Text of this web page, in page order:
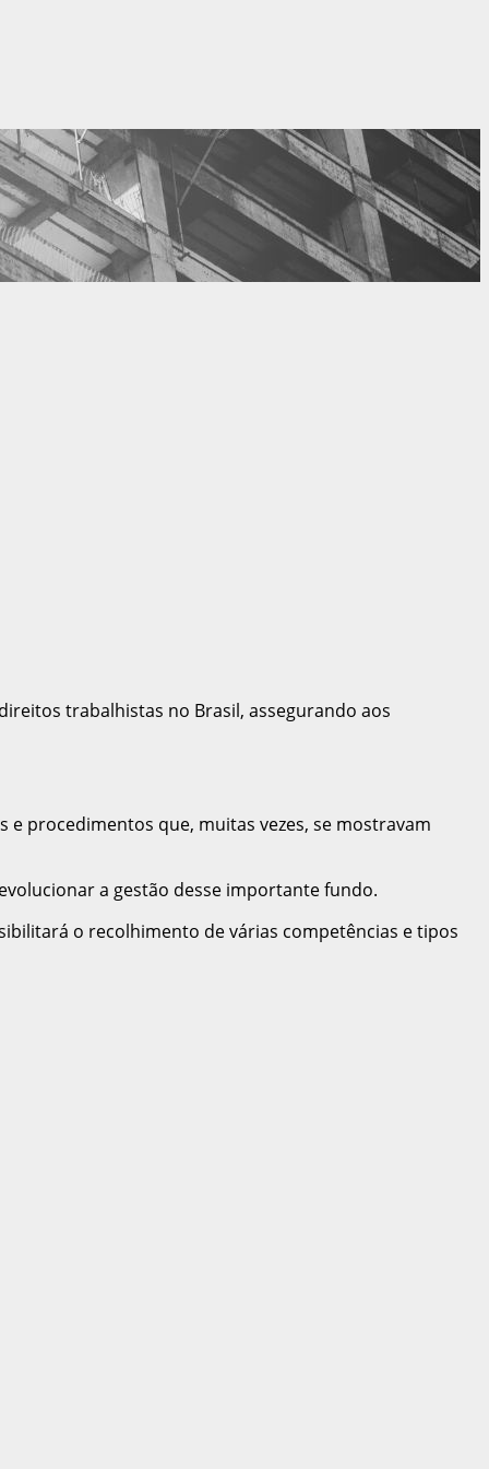
trabalhistas no Brasil, assegurando aos
procedimentos que, muitas vezes, se mostravam
a gestão desse importante fundo.
o recolhimento de várias competências e tipos